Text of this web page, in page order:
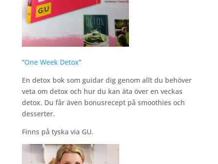
”One Week Detox”
En detox bok som guidar dig genom allt du behöver
veta om detox och hur du kan äta över en veckas
detox. Du får även bonusrecept på smoothies och
desserter.
Finns på tyska via GU.